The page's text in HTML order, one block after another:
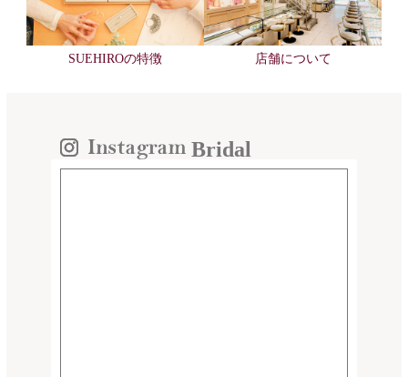
SUEHIROの特徴 店舗について
Bridal